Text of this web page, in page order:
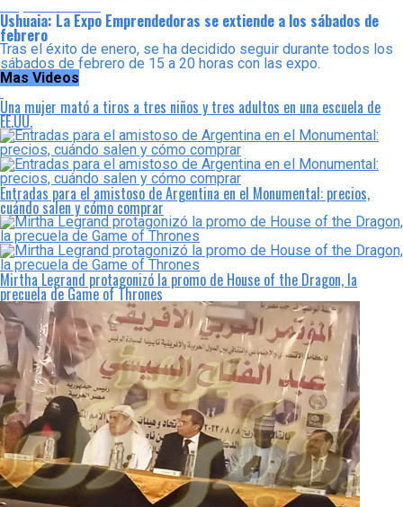
Ushuaia: La Expo Emprendedoras se extiende a los sábados de
febrero
Tras el éxito de enero, se ha decidido seguir durante todos los
sábados de febrero de 15 a 20 horas con las expo.
Mas Videos
Una mujer mató a tiros a tres niños y tres adultos en una escuela de
EE.UU.
Entradas para el amistoso de Argentina en el Monumental: precios,
cuándo salen y cómo comprar
Mirtha Legrand protagonizó la promo de House of the Dragon, la
precuela de Game of Thrones